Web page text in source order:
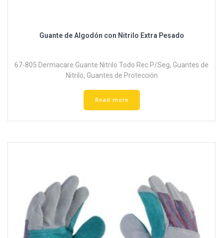
Guante de Algodón con Nitrilo Extra Pesado
67-805 Dermacare Guante Nitrilo Todo Rec P/Seg, Guantes de
Nitrilo, Guantes de Protección
Read more